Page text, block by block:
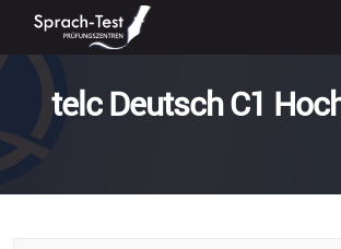
telc Deutsch C1